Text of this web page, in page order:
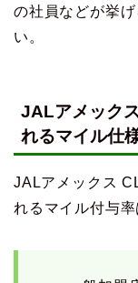
の社員などが挙
い。
JALアメック
れるマイル仕
JALアメックス
れるマイル付与率